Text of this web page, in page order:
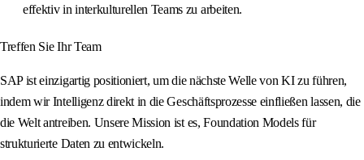
effektiv in interkulturellen Teams zu arbeiten.
Treffen Sie Ihr Team
SAP ist einzigartig positioniert, um die nächste Welle von KI zu führen,
indem wir Intelligenz direkt in die Geschäftsprozesse einfließen lassen, die
die Welt antreiben. Unsere Mission ist es, Foundation Models für
strukturierte Daten zu entwickeln.